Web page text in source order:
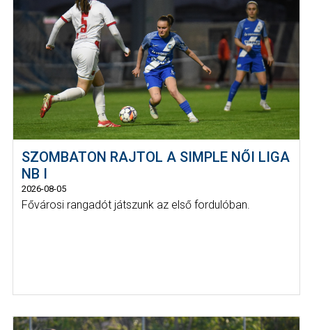
SZOMBATON RAJTOL A SIMPLE NŐI LIGA
NB I
2026-08-05
Fővárosi rangadót játszunk az első fordulóban.